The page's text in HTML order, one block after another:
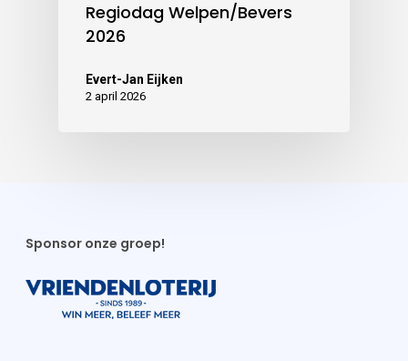
Regiodag Welpen/Bevers
2026
Evert-Jan Eijken
2 april 2026
Sponsor onze groep!